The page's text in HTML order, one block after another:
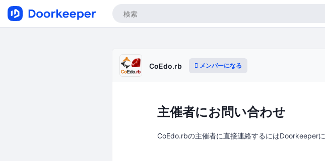
CoEdo.rb メンバーになる
主催者にお問い合わせ
CoEdo.rbの主催者に直接連絡するにはDoorkeeperに